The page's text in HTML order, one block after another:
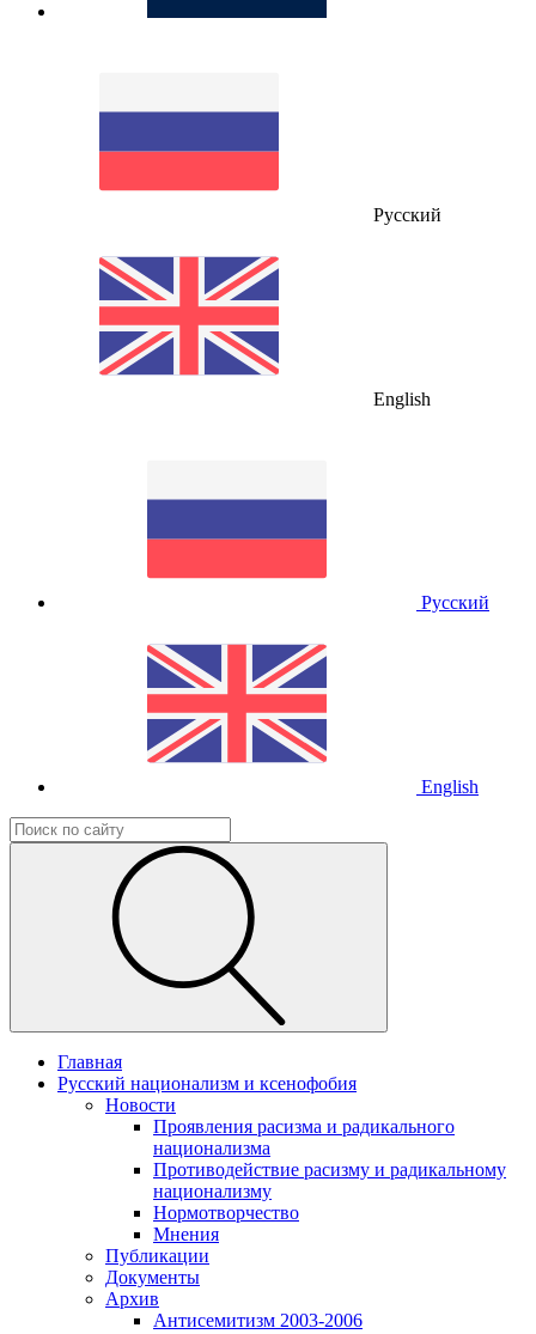
Русский
English
Русский
English
Главная
Русский национализм и ксенофобия
Новости
Проявления расизма и радикального
национализма
Противодействие расизму и радикальному
национализму
Нормотворчество
Мнения
Публикации
Документы
Архив
Антисемитизм 2003-2006